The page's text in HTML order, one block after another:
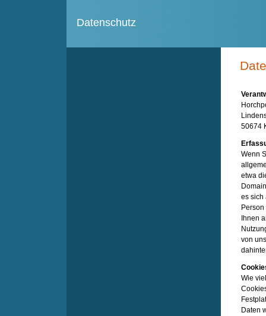
Datenschutz
50674
Wenn
etwa
es sich
Ihnen
von
Wie
Daten